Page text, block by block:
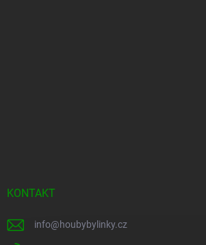
KONTAKT
info@houbybylinky.cz